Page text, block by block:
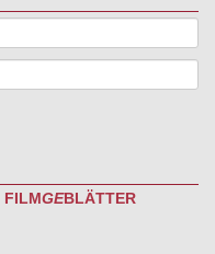
FILMGEBLÄTTER